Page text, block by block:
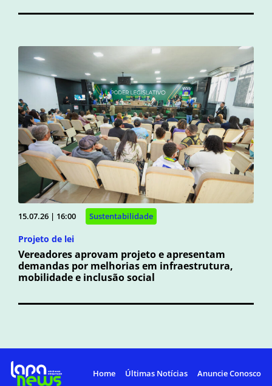
15.07.26 | 16:00 Sustentabilidade
Projeto de lei
Vereadores aprovam projeto e apresentam
demandas por melhorias em infraestrutura,
mobilidade e inclusão social
Home Últimas Notícias Anuncie Conosco